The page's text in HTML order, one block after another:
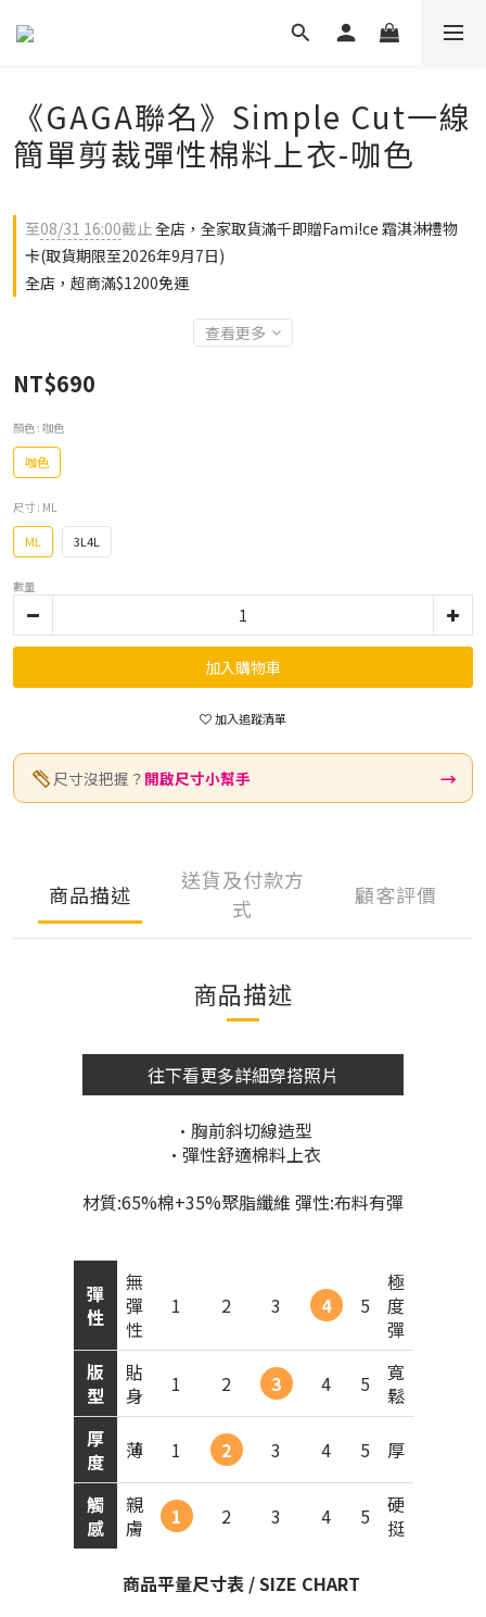
《GAGA聯名》Simple Cut一線
簡單剪裁彈性棉料上衣-咖色
至08/31 16:00截止全店，全家取貨滿千即贈Fami!ce 霜淇淋禮物
卡(取貨期限至2026年9月7日)
全店，超商滿$1200免運
查看更多
NT$690
顏色 : 咖色
咖色
尺寸 : ML
ML 3L4L
數量
加入購物車
加入追蹤清單
尺寸沒把握？ 開啟尺寸小幫手 →
商品描述
送貨及付款方
式
顧客評價
商品描述
往下看更多詳細穿搭照片
•胸前斜切線造型
•彈性舒適棉料上衣
材質:65%棉+35%聚脂纖維 彈性:布料有彈
彈
性
無
彈
性
1 2 3 4 5
極
度
彈
版
型
貼
身
1 2 3 4 5
寬
鬆
厚
度
薄 1 2 3 4 5 厚
觸
感
親
膚
1 2 3 4 5
硬
挺
商品平量尺寸表 / SIZE CHART